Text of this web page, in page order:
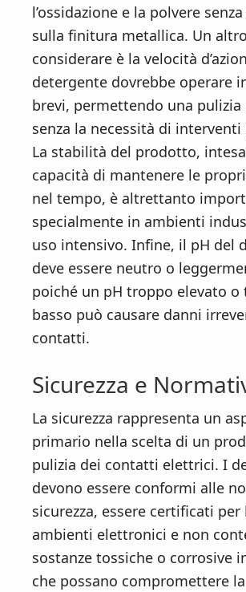
l’ossidazione e la polvere
sulla finitura metallica. Un
considerare è la velocità
detergente dovrebbe operare
brevi, permettendo una
senza la necessità di
La stabilità del prodotto,
capacità di mantenere le
nel tempo, è altrettanto
specialmente in ambienti
uso intensivo. Infine, il pH del
deve essere neutro o
poiché un pH troppo elevato o
basso può causare danni
contatti.
Sicurezza e
La sicurezza rappresenta un
primario nella scelta di un
pulizia dei contatti elettrici. I
devono essere conformi alle
sicurezza, essere certificati per
ambienti elettronici e non
sostanze tossiche o corrosive
che possano compromettere